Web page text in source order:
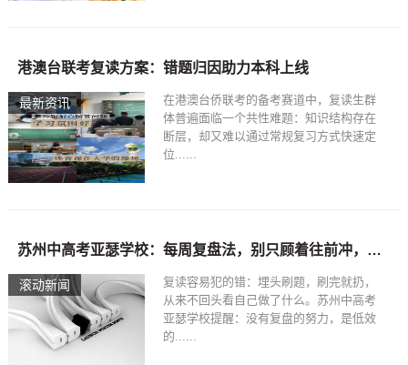
最新资讯
港澳台联考复读方案：错题归因助力本科上线
在港澳台侨联考的备考赛道中，复读生群
体普遍面临一个共性难题：知识结构存在
断层，却又难以通过常规复习方式快速定
位......
滚动新闻
苏州中高考亚瑟学校：每周复盘法，别只顾着往前冲，忘了回头看
复读容易犯的错：埋头刷题，刷完就扔，
从来不回头看自己做了什么。苏州中高考
亚瑟学校提醒：没有复盘的努力，是低效
的......